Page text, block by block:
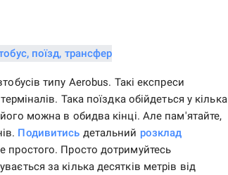
типу Aerobus. Такі експреси
Така поїздка обійдеться у кілька
можна в обидва кінці. Але пам'ятайте,
Подивитись детальний розклад
простого. Просто дотримуйтесь
за кілька десятків метрів від